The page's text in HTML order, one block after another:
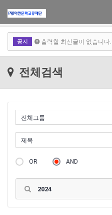
공지
출력할 최신글이 없습니다.
출력할 최신글이 없습니다.
출력할 최신글이 없습니다.
전체검색
OR AND